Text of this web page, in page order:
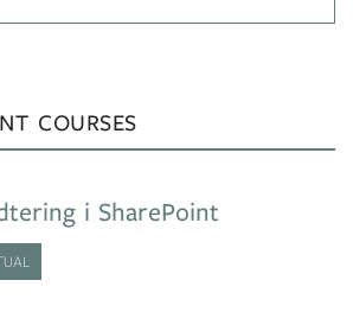
COURSES
i SharePoint